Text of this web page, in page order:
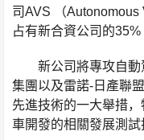
司AVS （Autonomous
占有新合資公司的35%
新公司將專攻自
集團以及雷諾-日產聯
先進技術的一大舉措
車開發的相關發展測試